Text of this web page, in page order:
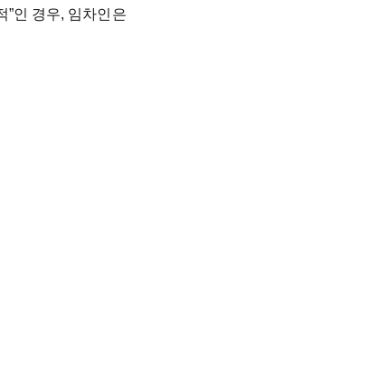
”인 경우, 임차인은